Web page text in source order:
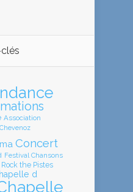
Association
Chevenoz
Concert
Festival Chansons
the Pistes
d